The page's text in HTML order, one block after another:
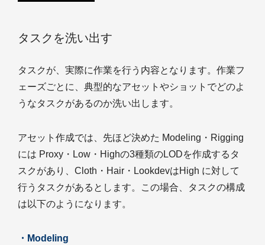
タスクを洗い出す
タスクが、実際に作業を行う内容となります。作業フ
ェーズごとに、典型的なアセットやショットでどのよ
うなタスクがあるのか洗い出します。
アセット作成では、先ほど決めた Modeling・Rigging
には Proxy・Low・Highの3種類のLODを作成するタ
スクがあり、Cloth・Hair・LookdevはHigh に対して
行うタスクがあるとします。この場合、タスクの構成
は以下のようになります。
・Modeling